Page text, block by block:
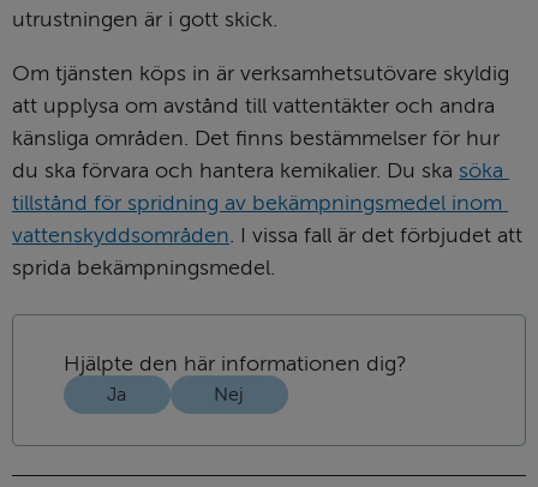
utrustningen är i gott skick.
Om tjänsten köps in är verksamhetsutövare skyldig
att upplysa om avstånd till vattentäkter och andra
känsliga områden. Det finns bestämmelser för hur
du ska förvara och hantera kemikalier. Du ska söka
tillstånd för spridning av bekämpningsmedel inom
vattenskyddsområden . I vissa fall är det förbjudet att
sprida bekämpnings­medel.
Hjälpte den här informationen dig?
Ja Nej